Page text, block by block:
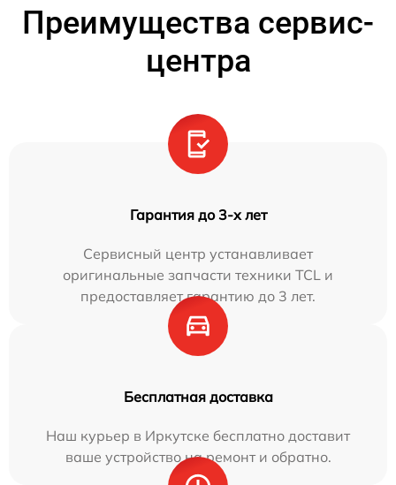
Преимущества сервис-
центра
Гарантия до 3-х лет
Сервисный центр устанавливает
оригинальные запчасти техники TCL и
предоставляет гарантию до 3 лет.
Бесплатная доставка
Наш курьер в Иркутске бесплатно доставит
ваше устройство на ремонт и обратно.